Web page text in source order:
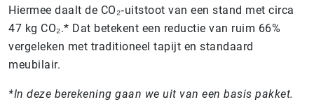
Hiermee daalt de CO₂‑uitstoot van een stand met circa
47 kg CO₂.* Dat betekent een reductie van ruim 66%
vergeleken met traditioneel tapijt en standaard
meubilair.
*In deze berekening gaan we uit van een basis pakket.